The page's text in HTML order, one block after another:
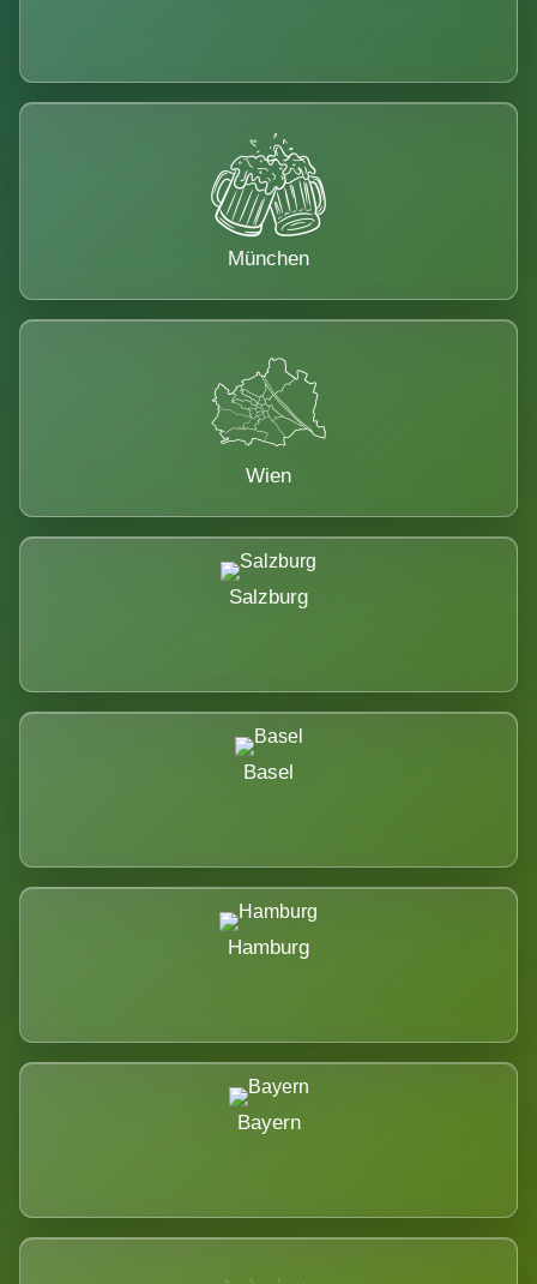
München
Wien
Salzburg
Basel
Hamburg
Bayern